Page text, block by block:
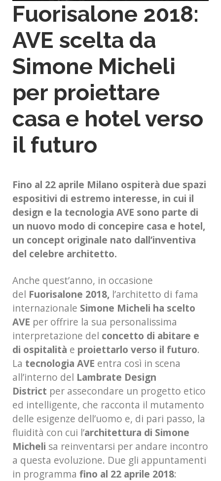
Fuorisalone 2018:
AVE scelta da
Simone Micheli
per proiettare
casa e hotel verso
il futuro
Fino al 22 aprile Milano ospiterà due spazi
espositivi di estremo interesse, in cui il
design e la tecnologia AVE sono parte di
un nuovo modo di concepire casa e hotel,
un concept originale nato dall’inventiva
del celebre architetto.
Anche quest’anno, in occasione
del Fuorisalone 2018, l’architetto di fama
internazionale Simone Micheli ha scelto
AVE per offrire la sua personalissima
interpretazione del concetto di abitare e
di ospitalità e proiettarlo verso il futuro.
La tecnologia AVE entra così in scena
all’interno del Lambrate Design
District per assecondare un progetto etico
ed intelligente, che racconta il mutamento
delle esigenze dell’uomo e, di pari passo, la
fluidità con cui l’architettura di Simone
Micheli sa reinventarsi per andare incontro
a questa evoluzione. Due gli appuntamenti
in programma fino al 22 aprile 2018: